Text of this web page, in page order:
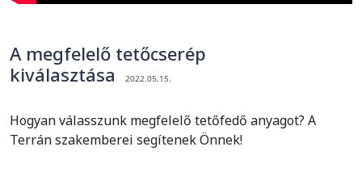
A megfelelő tetőcserép
kiválasztása
2022.05.15.
Hogyan válasszunk megfelelő tetőfedő anyagot? A
Terrán szakemberei segítenek Önnek!